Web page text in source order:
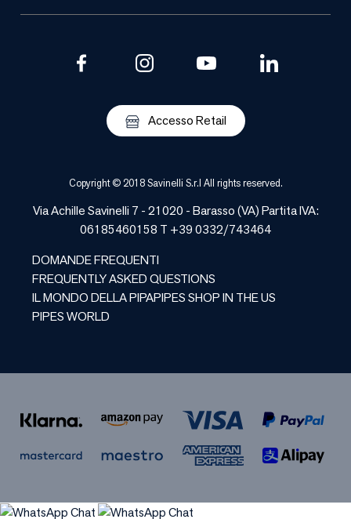
Accesso Retail
Copyright © 2018 Savinelli S.r.l All rights reserved.
Via Achille Savinelli 7 - 21020 -Barasso(VA) Partita IVA:
06185460158 T +39 0332/743464
DOMANDE FREQUENTI
FREQUENTLY ASKED QUESTIONS
IL MONDO DELLA PIPAPIPES SHOP IN THE US
PIPES WORLD